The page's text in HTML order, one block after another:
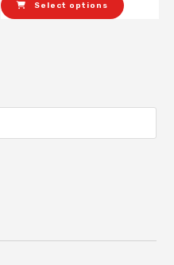
Select options